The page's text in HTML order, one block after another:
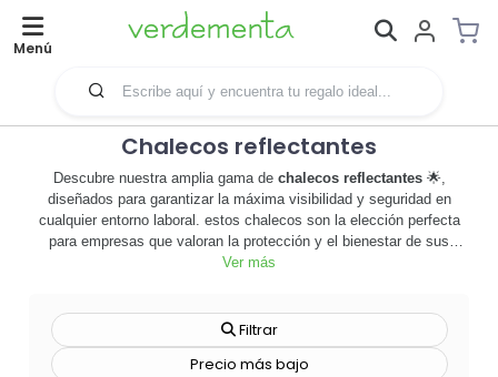
Menú
Chalecos reflectantes
Descubre nuestra amplia gama de chalecos reflectantes🌟,
diseñados para garantizar la máxima visibilidad y seguridad en
cualquier entorno laboral. estos chalecos son la elección perfecta
para empresas que valoran la protección y el bienestar de sus
empleados. confeccionados con materiales de alta calidad,
ofrecemos la opción de personalizarlos con el logotipo o el mensaje
de tu empresa, convirtiéndolos en una potente herramienta de
merchandising que aumenta la visibilidad de tu marca. ya sea para
Ver más
Filtrar
Precio más bajo